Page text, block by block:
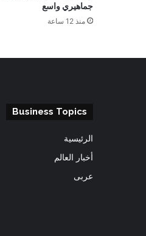
جماهيري واسع
منذ 12 ساعة
Business Topics
الرئيسية
أخبار العالم
عربى